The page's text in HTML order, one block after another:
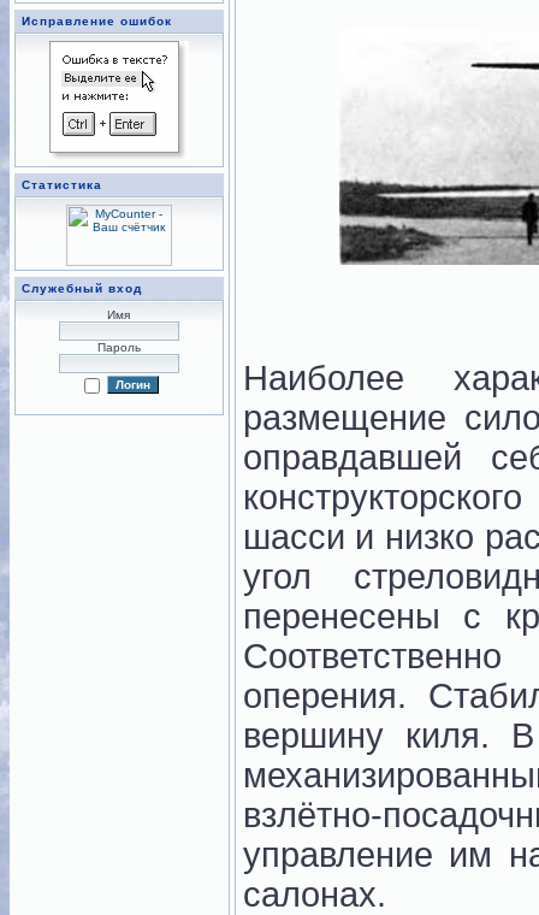
Исправление ошибок
Статистика
Служебный вход
Имя
Пароль
Наиболее
размещение
оправдавшей
шасси и низко
угол
перенесены с
оперения.
вершину киля. В
взлётно-
управление им
салонах.